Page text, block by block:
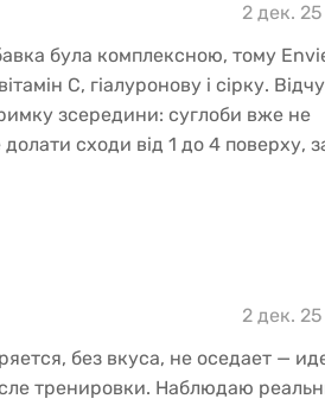
2 дек.
була комплексною, тому
C, гіалуронову і сірку.
зсередини: суглоби вже не
сходи від 1 до 4 поверху,
2 дек.
без вкуса, не оседает —
тренировки. Наблюдаю